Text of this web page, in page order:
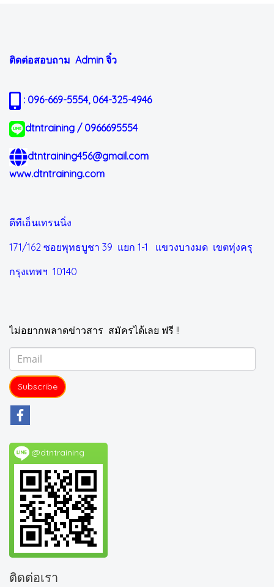
ติดต่อสอบถาม Admin จิ๋ว
: 096-669-5554, 064-325-4946
dtntraining / 0966695554
dtntraining456@gmail.com
www.dtntraining.com
ดีทีเอ็นเทรนนิ่ง
171/162 ซอยพุทธบูชา 39 แยก 1-1 แขวงบางมด เขตทุ่งครุ
กรุงเทพฯ 10140
ไม่อยากพลาดข่าวสาร สมัครได้เลย ฟรี !!
Subscribe
@dtntraining
ติดต่อเรา